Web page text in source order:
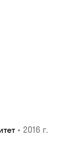
• 2016 г.